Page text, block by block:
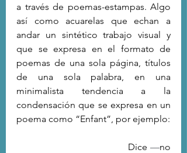
a través de poemas-estampas. Algo
así como acuarelas que echan a
andar un sintético trabajo visual y
que se expresa en el formato de
poemas de una sola página, títulos
de una sola palabra, en una
minimalista tendencia a la
condensación que se expresa en un
poema como “Enfant”, por ejemplo:
Dice —no